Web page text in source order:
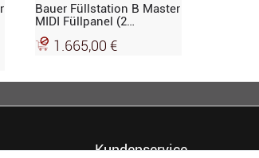
Bauer Füllstation B Master
MIDI Füllpanel (2
Abgänge)
1.665,00 €
Kundenservice